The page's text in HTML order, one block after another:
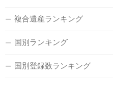
複合遺産ランキング
国別ランキング
国別登録数ランキング